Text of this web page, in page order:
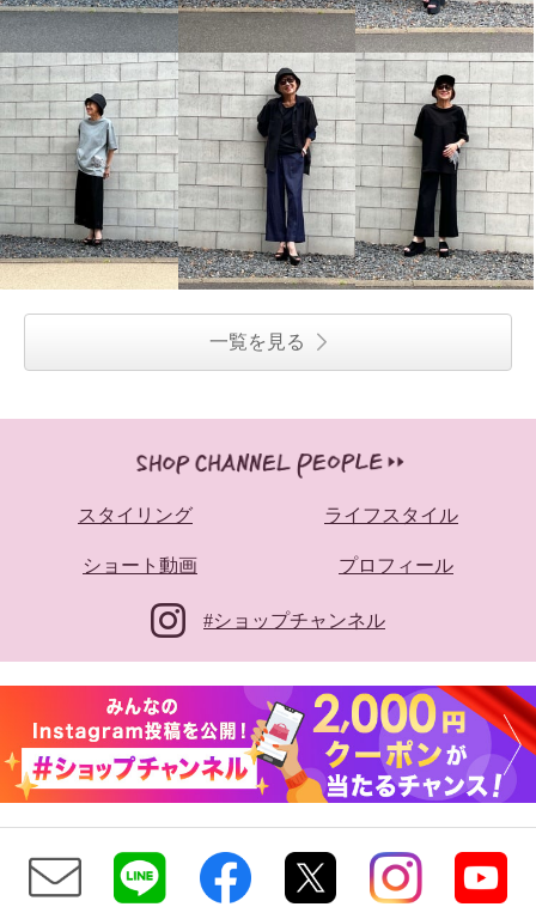
一覧を見る
スタイリング ライフスタイル
ショート動画 プロフィール
#ショップチャンネル